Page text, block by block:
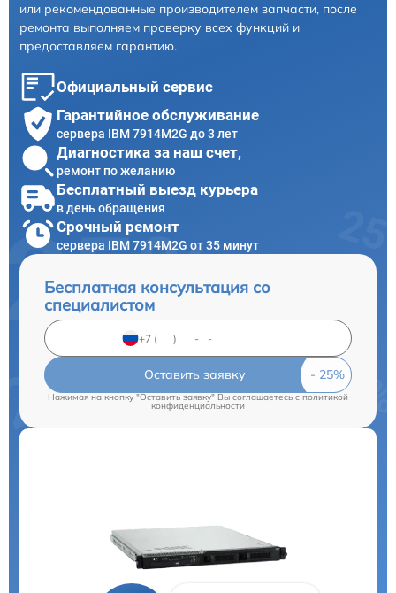
или рекомендованные производителем запчасти, после
ремонта выполняем проверку всех функций и
предоставляем гарантию.
Официальный сервис
Гарантийное обслуживание
сервера IBM 7914M2G до 3 лет
Диагностика за наш счет,
ремонт по желанию
Бесплатный выезд курьера
в день обращения
Срочный ремонт
сервера IBM 7914M2G от 35 минут
Бесплатная консультация со
специалистом
Оставить заявку
Нажимая на кнопку "Оставить заявку" Вы соглашаетесь c политикой
конфиденциальности